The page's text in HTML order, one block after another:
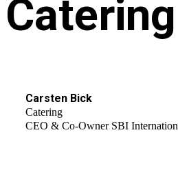
Catering
Carsten Bick
Catering
CEO & Co-Owner SBI